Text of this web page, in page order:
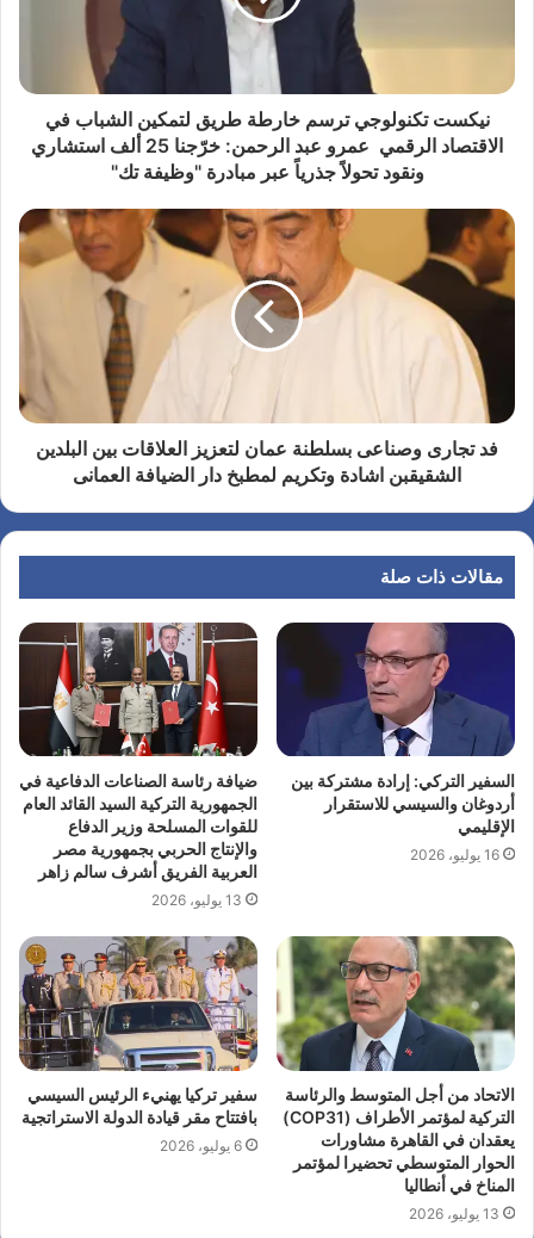
نيكست تكنولوجي ترسم خارطة طريق لتمكين الشباب في
الاقتصاد الرقمي عمرو عبد الرحمن: خرّجنا 25 ألف استشاري
ونقود تحولاً جذرياً عبر مبادرة "وظيفة تك"
فد تجارى وصناعى بسلطنة عمان لتعزيز العلاقات بين البلدين
الشقيقبن اشادة وتكريم لمطبخ دار الضيافة العمانى
مقالات ذات صلة
السفير التركي: إرادة مشتركة بين
أردوغان والسيسي للاستقرار
الإقليمي
16 يوليو، 2026
ضيافة رئاسة الصناعات الدفاعية في
الجمهورية التركية السيد القائد العام
للقوات المسلحة وزير الدفاع
والإنتاج الحربي بجمهورية مصر
العربية الفريق أشرف سالم زاهر
13 يوليو، 2026
الاتحاد من أجل المتوسط والرئاسة
التركية لمؤتمر الأطراف (COP31)
يعقدان في القاهرة مشاورات
الحوار المتوسطي تحضيرا لمؤتمر
المناخ في أنطاليا
13 يوليو، 2026
سفير تركيا يهنيء الرئيس السيسي
بافتتاح مقر قيادة الدولة الاستراتجية
6 يوليو، 2026